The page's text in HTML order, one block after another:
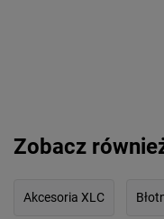
Zobacz
Akcesoria XLC